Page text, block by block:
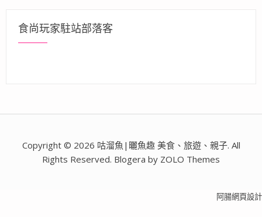
食尚玩家駐站部落客
Copyright © 2026 咕溜魚|曬魚趣 美食、旅遊、親子. All
Rights Reserved. Blogera by ZOLO Themes
阿腸網頁設計